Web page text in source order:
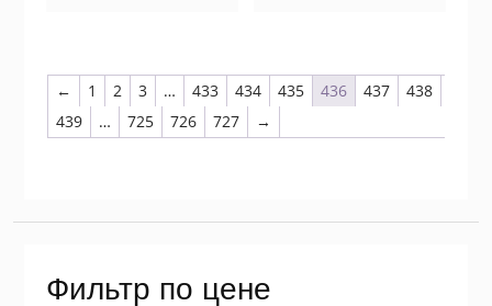
← 1 2 3 … 433 434 435 436 437
438
439
… 725 726 727 →
Фильтр по цене